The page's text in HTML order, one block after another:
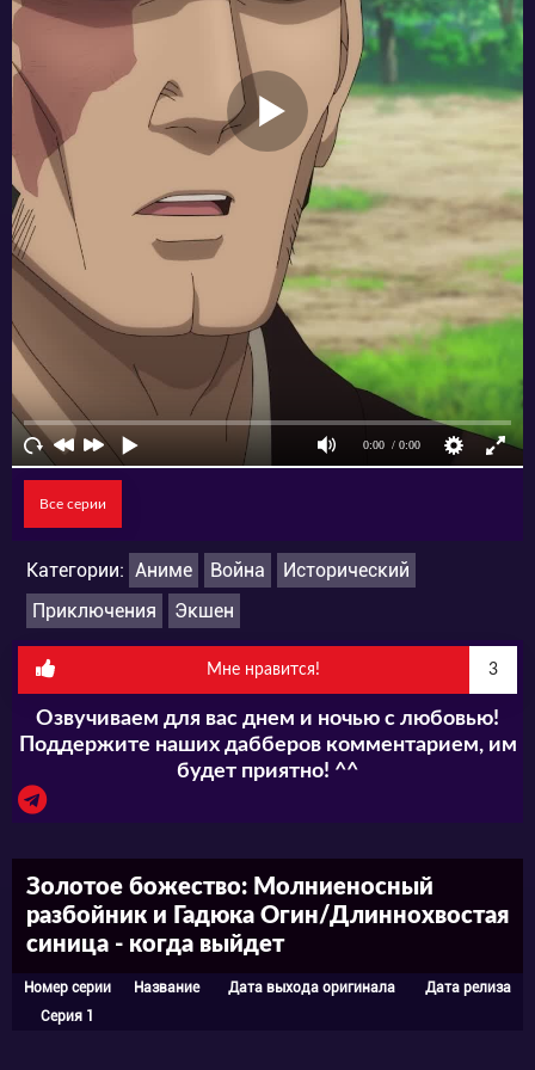
Все серии
Категории: Аниме Война
Исторический
Приключения
Экшен
Мне нравится! 3
Озвучиваем для вас днем и ночью с любовью!
Поддержите наших дабберов комментарием, им
будет приятно! ^^
Золотое божество: Молниеносный
разбойник и Гадюка Огин/Длиннохвостая
синица - когда выйдет
Номер серии Название Дата выхода оригинала
Дата релиза
Серия 1